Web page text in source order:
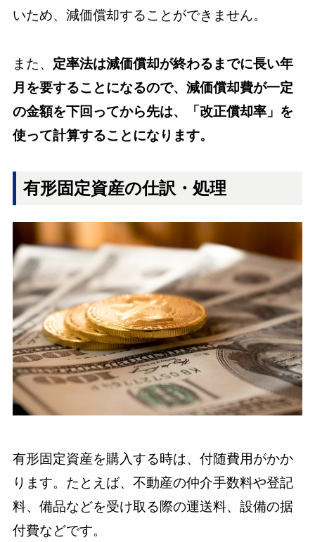
いため、減価償却することができません。
また、 定率法は減価償却が終わるまでに長い年
月を要することになるので、減価償却費が一定
の金額を下回ってから先は、「改正償却率」を
使って計算することになります。
有形固定資産の仕訳・処理
有形固定資産を購入する時は、付随費用がかか
ります。たとえば、不動産の仲介手数料や登記
料、備品などを受け取る際の運送料、設備の据
付費などです。